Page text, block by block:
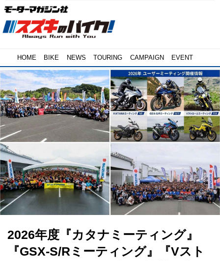
HOME BIKE NEWS TOURING CAMPAIGN EVENT
2026年度『カタナミーティング』
『GSX-S/Rミーティング』『Vスト